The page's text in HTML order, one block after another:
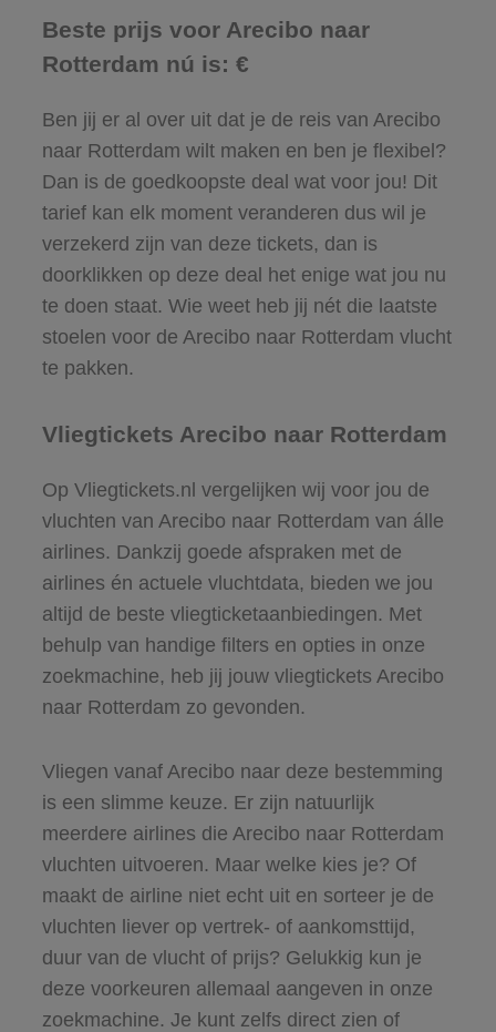
Beste prijs voor Arecibo naar
Rotterdam nú is: €
Ben jij er al over uit dat je de reis van Arecibo
naar Rotterdam wilt maken en ben je flexibel?
Dan is de goedkoopste deal wat voor jou! Dit
tarief kan elk moment veranderen dus wil je
verzekerd zijn van deze tickets, dan is
doorklikken op deze deal het enige wat jou nu
te doen staat. Wie weet heb jij nét die laatste
stoelen voor de Arecibo naar Rotterdam vlucht
te pakken.
Vliegtickets Arecibo naar Rotterdam
Op Vliegtickets.nl vergelijken wij voor jou de
vluchten van Arecibo naar Rotterdam van álle
airlines. Dankzij goede afspraken met de
airlines én actuele vluchtdata, bieden we jou
altijd de beste vliegticketaanbiedingen. Met
behulp van handige filters en opties in onze
zoekmachine, heb jij jouw vliegtickets Arecibo
naar Rotterdam zo gevonden.
Vliegen vanaf Arecibo naar deze bestemming
is een slimme keuze. Er zijn natuurlijk
meerdere airlines die Arecibo naar Rotterdam
vluchten uitvoeren. Maar welke kies je? Of
maakt de airline niet echt uit en sorteer je de
vluchten liever op vertrek- of aankomsttijd,
duur van de vlucht of prijs? Gelukkig kun je
deze voorkeuren allemaal aangeven in onze
zoekmachine. Je kunt zelfs direct zien of